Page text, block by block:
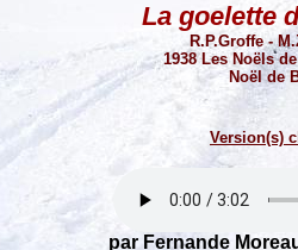
La goelette
R.P.Groffe -
1938 Les Noëls
Noël de
Version(s)
par Fernande